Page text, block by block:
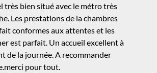
très bien situé avec le métro très
Les prestations de la chambres
conformes aux attentes et les
est parfait. Un accueil excellent à
de la journée. A recommander
pour tout.